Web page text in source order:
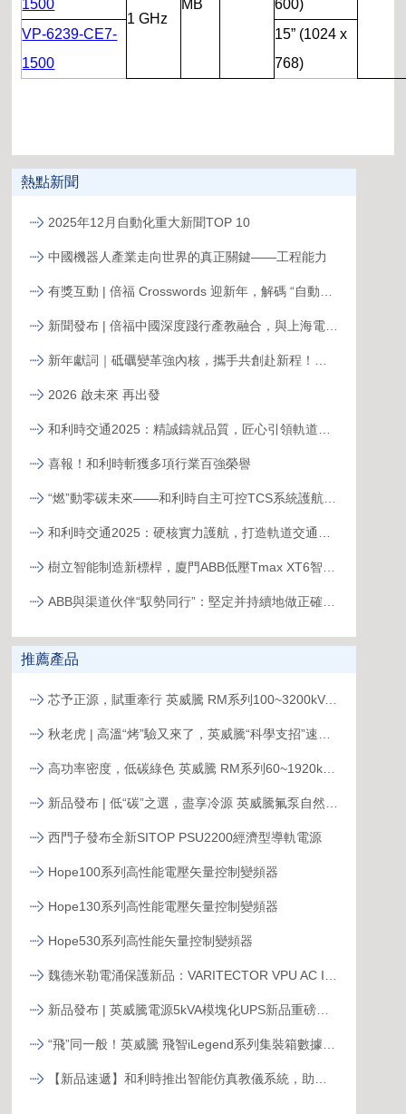
1 GHz
MB
1500
600)
VP-6239-CE7-
1500
15” (1024 x
768)
熱點新聞
2025年12月自動化重大新聞TOP 10
中國機器人產業走向世界的真正關鍵——工程能力
2026 啟未來 再出發
喜報！和利時斬獲多項行業百強榮譽
推薦產品
芯予正源，賦重牽行 英威騰 RM系列100~3200kVA模塊化UPS新品發布
西門子發布全新SITOP PSU2200經濟型導軌電源
Hope100系列高性能電壓矢量控制變頻器
Hope130系列高性能電壓矢量控制變頻器
Hope530系列高性能矢量控制變頻器